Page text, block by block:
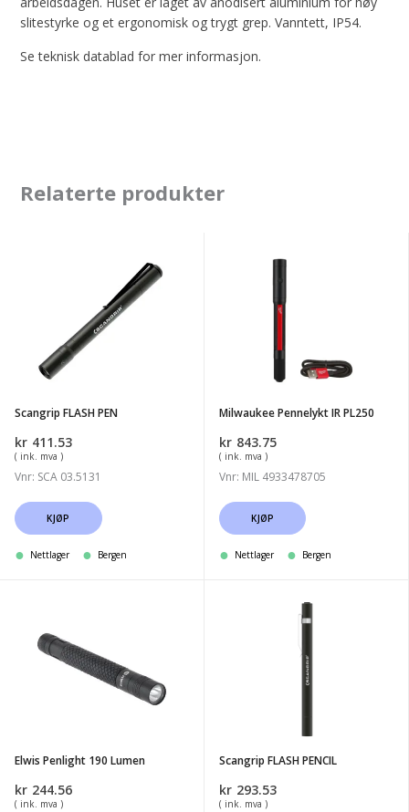
slitestyrke og et ergonomisk og trygt grep. Vanntett, IP54.
Se teknisk datablad for mer informasjon.
Relaterte produkter
Scangrip FLASH PEN
kr 411.53
( ink. mva )
Vnr: SCA 03.5131
KJØP
Nettlager Bergen
Milwaukee
Pennelykt
Milwaukee Pennelykt IR PL250
kr 843.75
( ink. mva )
Vnr: MIL 4933478705
KJØP
Nettlager Bergen
Penlight
190
Elwis Penlight 190 Lumen
kr 244.56
( ink. mva )
Scangrip FLASH PENCIL
kr 293.53
( ink. mva )